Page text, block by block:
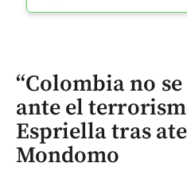
“Colombia no
ante el
Espriella tras
Mondomo